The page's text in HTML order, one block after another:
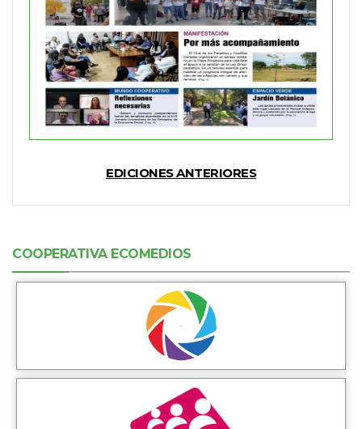
EDICIONES ANTERIORES
COOPERATIVA ECOMEDIOS